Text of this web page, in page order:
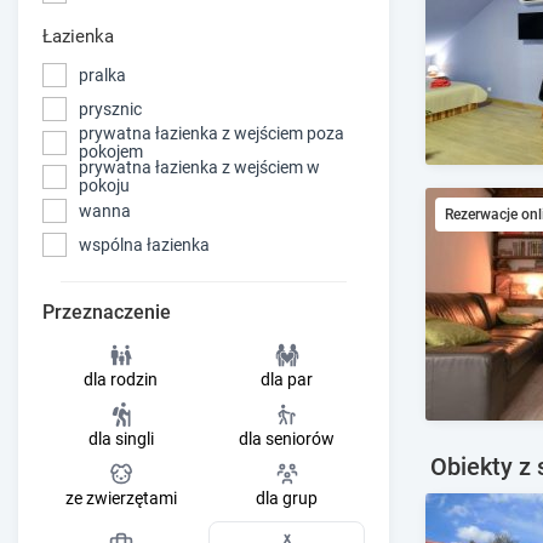
Łazienka
pralka
prysznic
prywatna łazienka z wejściem poza
pokojem
prywatna łazienka z wejściem w
pokoju
wanna
wspólna łazienka
Przeznaczenie
dla rodzin dla par
dla singli dla seniorów
ze zwierzętami dla grup
Rezerwacje
Obiekty z